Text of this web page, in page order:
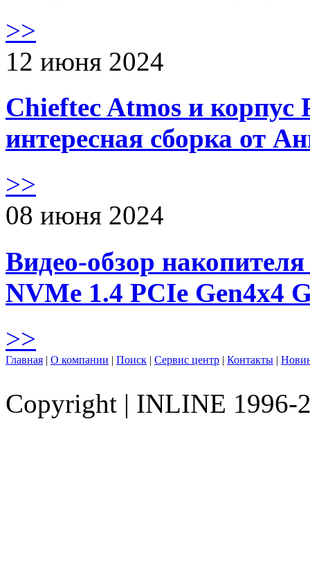
>>
12 июня 2024
Chieftec Atmos и корпус
интересная сборка от
>>
08 июня 2024
Видео-обзор
NVMe 1.4 PCIe Gen4х4
>>
Главная | О компании | Поиск | Сервис центр | Контакты |
Copyright | INLINE 1996-